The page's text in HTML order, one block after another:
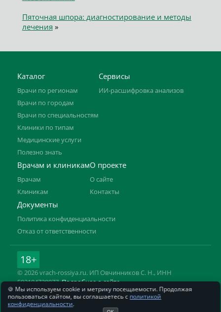
Пяточная шпора: диагностирование и методы
лечения »
Каталог
Врачи по регионам
Врачи по городам
Врачи по специальностям
Клиники по типам
Медицинские услуги
Полезно знать
Сервисы
ИИ-расшифровка анализов
Врачам и клиникам
Врачам
Клиникам
О проекте
О сайте
Контакты
Документы
Политика конфиденциальности
Отказ от ответственности
18+
© 2026 vrach-rossiya.ru. ИП Овчинников С. Н., ИНН
592104728977.Подробнее о сайте
Информация на сайте не заменяет приём врача. Имеются
противопоказания, необходима консультация специалиста.
🍪 Мы используем cookie и метрику посещаемости. Продолжая
пользоваться сайтом, вы соглашаетесь с политикой
конфиденциальности.